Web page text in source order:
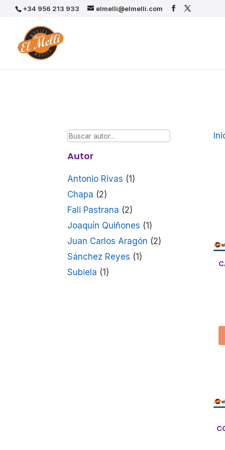
+34 956 213 933 elmelli@elmelli.com
Autor
Antonio Rivas (1)
Chapa (2)
Fali Pastrana (2)
Joaquín Quiñones (1)
Juan Carlos Aragón (2)
Sánchez Reyes (1)
Subiela (1)